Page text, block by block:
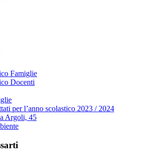
Famiglie
Docenti
per l’anno scolastico 2023 / 2024
Argoli, 45